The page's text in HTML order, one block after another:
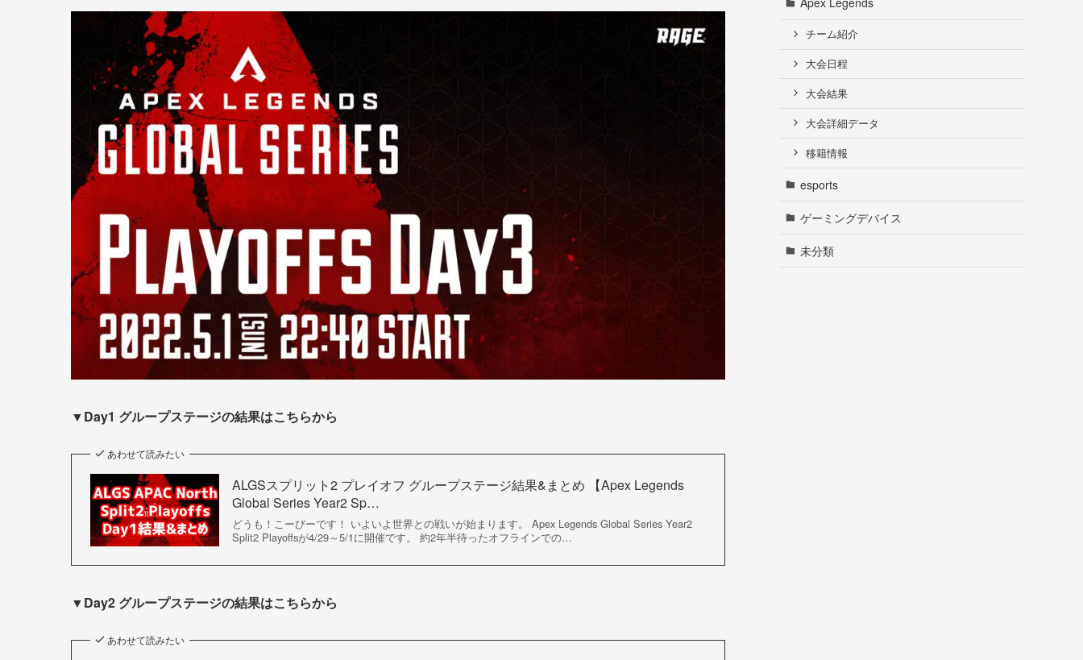
▼Day1 グループステージの結果はこちらから
あわせて読みたい
ALGSスプリット2 プレイオフ グループステージ結果&まとめ 【Apex Legends
Global Series Year2 Sp…
どうも！こーびーです！ いよいよ世界との戦いが始まります。 Apex Legends Global Series Year2
Split2 Playoffsが4/29～5/1に開催です。 約2年半待ったオフラインでの…
▼Day2 グループステージの結果はこちらから
あわせて読みたい
チーム紹介
大会日程
大会結果
大会詳細データ
移籍情報
esports
ゲーミングデバイス
未分類